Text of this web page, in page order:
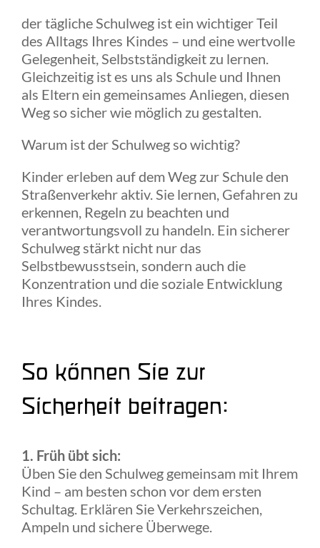
der tägliche Schulweg ist ein wichtiger Teil
des Alltags Ihres Kindes – und eine wertvolle
Gelegenheit, Selbstständigkeit zu lernen.
Gleichzeitig ist es uns als Schule und Ihnen
als Eltern ein gemeinsames Anliegen, diesen
Weg so sicher wie möglich zu gestalten.
Warum ist der Schulweg so wichtig?
Kinder erleben auf dem Weg zur Schule den
Straßenverkehr aktiv. Sie lernen, Gefahren zu
erkennen, Regeln zu beachten und
verantwortungsvoll zu handeln. Ein sicherer
Schulweg stärkt nicht nur das
Selbstbewusstsein, sondern auch die
Konzentration und die soziale Entwicklung
Ihres Kindes.
So können Sie zur
Sicherheit beitragen:
1. Früh übt sich:
Üben Sie den Schulweg gemeinsam mit Ihrem
Kind – am besten schon vor dem ersten
Schultag. Erklären Sie Verkehrszeichen,
Ampeln und sichere Überwege.